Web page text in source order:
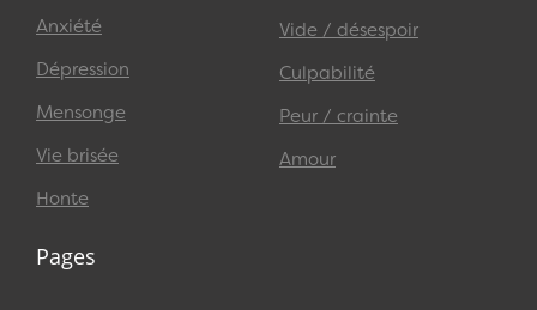
Anxiété
Dépression
Mensonge
Vie brisée
Honte
Vide / désespoir
Culpabilité
Peur / crainte
Amour
Pages